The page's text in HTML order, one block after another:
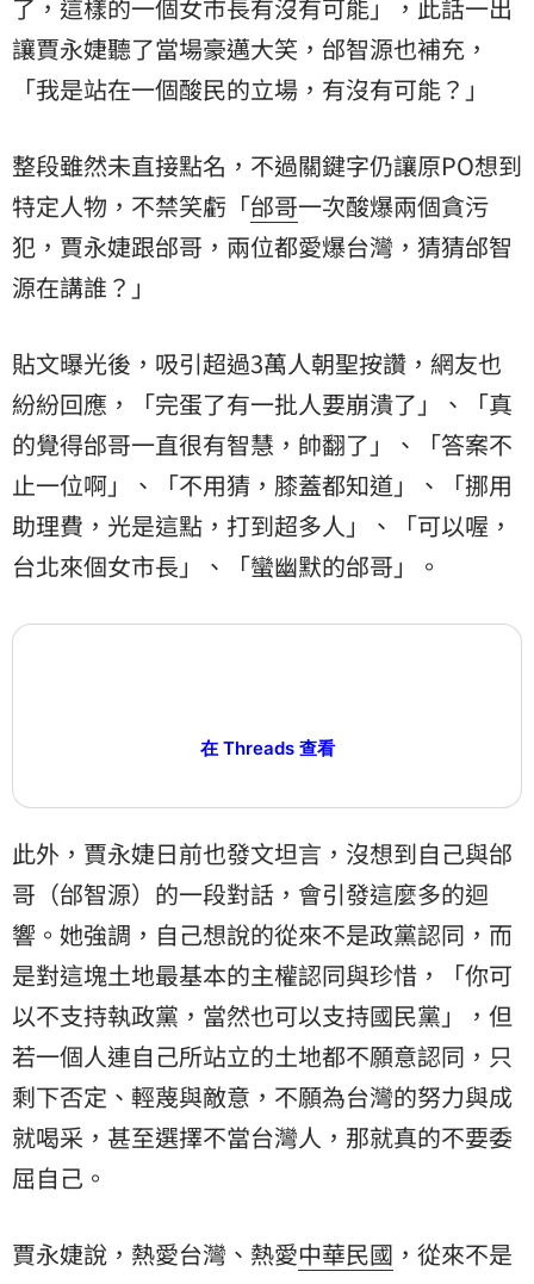
了，這樣的一個女市長有沒有可能」，此話一出
讓賈永婕聽了當場豪邁大笑，邰智源也補充，
「我是站在一個酸民的立場，有沒有可能？」
整段雖然未直接點名，不過關鍵字仍讓原PO想到
特定人物，不禁笑虧「邰哥一次酸爆兩個貪污
犯，賈永婕跟邰哥，兩位都愛爆台灣，猜猜邰智
源在講誰？」
貼文曝光後，吸引超過3萬人朝聖按讚，網友也
紛紛回應，「完蛋了有一批人要崩潰了」、「真
的覺得邰哥一直很有智慧，帥翻了」、「答案不
止一位啊」、「不用猜，膝蓋都知道」、「挪用
助理費，光是這點，打到超多人」、「可以喔，
台北來個女市長」、「蠻幽默的邰哥」。
在 Threads 查看
此外，賈永婕日前也發文坦言，沒想到自己與邰
哥（邰智源）的一段對話，會引發這麼多的迴
響。她強調，自己想說的從來不是政黨認同，而
是對這塊土地最基本的主權認同與珍惜，「你可
以不支持執政黨，當然也可以支持國民黨」，但
若一個人連自己所站立的土地都不願意認同，只
剩下否定、輕蔑與敵意，不願為台灣的努力與成
就喝采，甚至選擇不當台灣人，那就真的不要委
屈自己。
賈永婕說，熱愛台灣、熱愛中華民國 ，從來不是